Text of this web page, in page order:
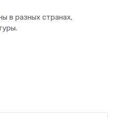
в разных странах,